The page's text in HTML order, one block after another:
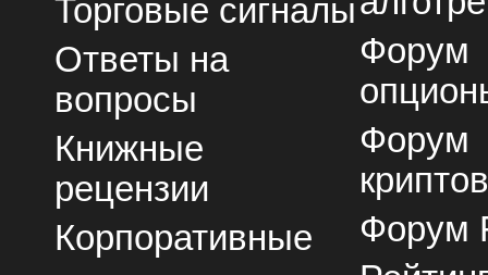
Торговые сигналы
Ответы на
вопросы
Книжные
рецензии
Корпоративные
Форум
Форум
Форум